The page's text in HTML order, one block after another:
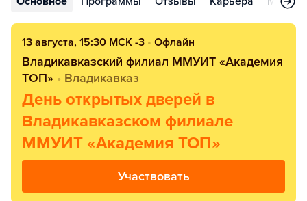
13 августа, 15:30 МСК -3 • Офлайн
Владикавказский филиал ММУИТ «Академия
ТОП» • Владикавказ
День открытых дверей в
Владикавказском филиале
ММУИТ «Академия ТОП»
Участвовать